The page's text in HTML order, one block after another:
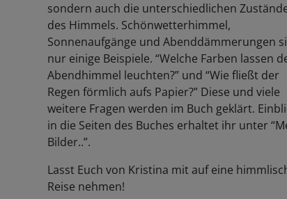
sondern auch die unterschiedlichen
des Himmels. Schönwetterhimmel,
Sonnenaufgänge und Abenddämmerungen
nur einige Beispiele. “Welche Farben lassen
Abendhimmel leuchten?” und “Wie fließt der
Regen förmlich aufs Papier?” Diese und viele
weitere Fragen werden im Buch geklärt.
in die Seiten des Buches erhaltet ihr unter
Bilder..”.
Lasst Euch von Kristina mit auf eine
Reise nehmen!